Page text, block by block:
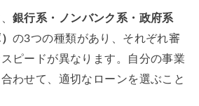
銀行系・ノンバンク系・政府系
の3つの種類があり、それぞれ審
ピードが異なります。自分の事業
わせて、適切なローンを選ぶこと